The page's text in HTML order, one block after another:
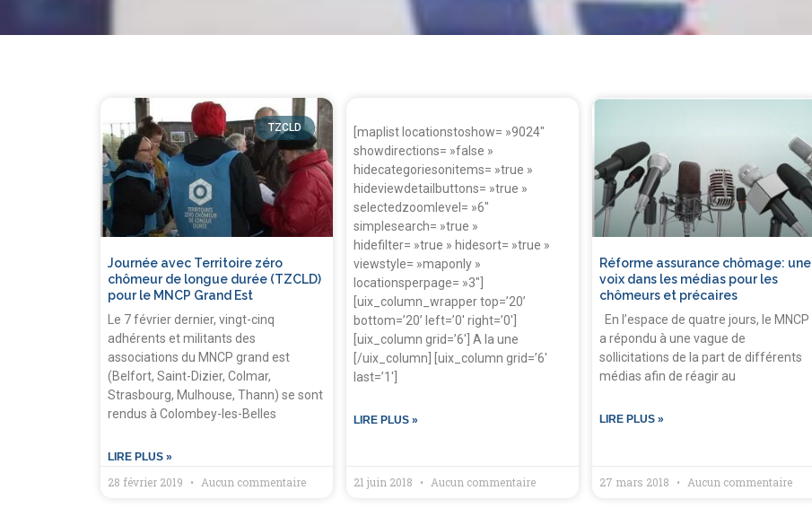
TZCLD
Journée avec Territoire zéro
chômeur de longue durée (TZCLD)
pour le MNCP Grand Est
Le 7 février dernier, vingt-cinq
adhérents et militants des
associations du MNCP grand est
(Belfort, Saint-Dizier, Colmar,
Strasbourg, Mulhouse, Thann) se sont
rendus à Colombey-les-Belles
LIRE PLUS »
28 février 2019 Aucun commentaire
[maplist locationstoshow= »9024″
showdirections= »false »
hidecategoriesonitems= »true »
hideviewdetailbuttons= »true »
selectedzoomlevel= »6″
simplesearch= »true »
hidefilter= »true » hidesort= »true »
viewstyle= »maponly »
locationsperpage= »3″]
[uix_column_wrapper top=’20’
bottom=’20’ left=’0′ right=’0′]
[uix_column grid=’6′] A la une
[/uix_column] [uix_column grid=’6′
last=’1′]
LIRE PLUS »
21 juin 2018 Aucun commentaire
Réforme assurance chômage: une
voix dans les médias pour les
chômeurs et précaires
En l’espace de quatre jours, le MNCP
a répondu à une vague de
sollicitations de la part de différents
médias afin de réagir au
LIRE PLUS »
27 mars 2018 Aucun commentaire